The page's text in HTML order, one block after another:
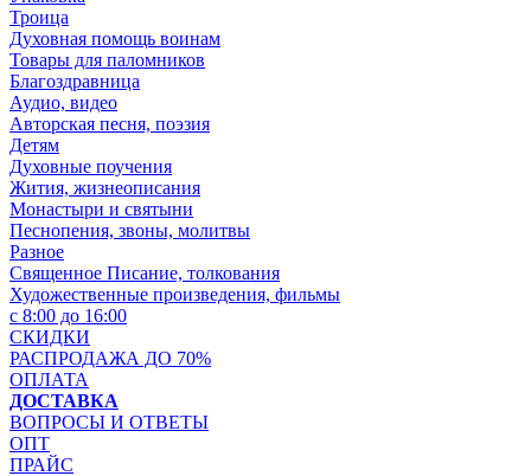
Троица
Духовная помощь воинам
Товары для паломников
Благоздравница
Аудио, видео
Авторская песня, поэзия
Детям
Духовные поучения
Жития, жизнеописания
Монастыри и святыни
Песнопения, звоны, молитвы
Разное
Священное Писание, толкования
Художественные произведения, фильмы
с 8:00 до 16:00
СКИДКИ
РАСПРОДАЖА ДО 70%
ОПЛАТА
ДОСТАВКА
ВОПРОСЫ И ОТВЕТЫ
ОПТ
ПРАЙС